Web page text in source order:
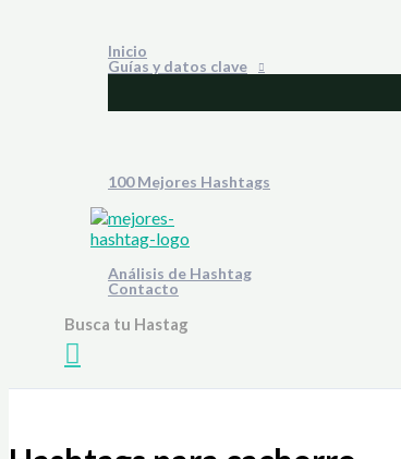
Inicio
Guías y datos clave
100 Mejores Hashtags
Análisis de Hashtag
Contacto
Busca tu Hastag
Buscar